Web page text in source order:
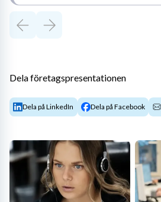
Dela företagspresentationen
Dela på LinkedIn Dela på Facebook